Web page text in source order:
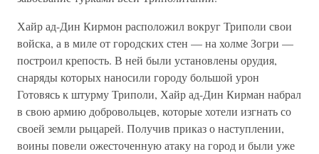
Хайр ад-Дин Кирмон расположил вокруг Триполи свои
войска, а в миле от городских стен — на холме Зогри —
построил крепость. В ней были установлены орудия,
снаряды которых наносили городу большой урон
Готовясь к штурму Триполи, Хайр ад-Дин Кирман набрал
в свою армию добровольцев, которые хотели изгнать со
своей земли рыцарей. Получив приказ о наступлении,
воины повели ожесточенную атаку на город и были уже